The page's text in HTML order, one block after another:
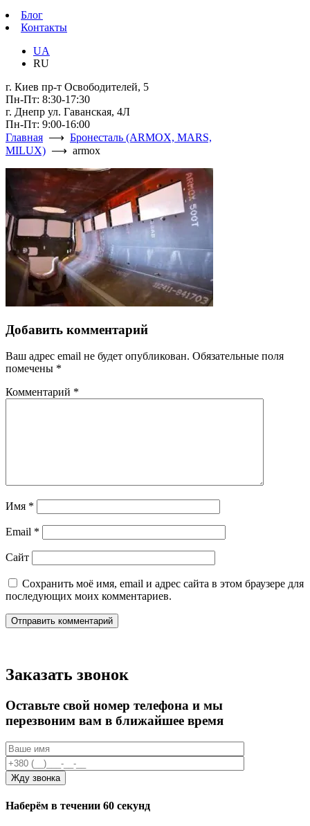
Блог
Контакты
UA
RU
г. Киев пр-т Освободителей, 5
Пн-Пт: 8:30-17:30
г. Днепр ул. Гаванская, 4Л
Пн-Пт: 9:00-16:00
Главная ⟶ Бронесталь (ARMOX, MARS,
MILUX) ⟶ armox
Добавить комментарий
Ваш адрес email не будет опубликован. Обязательные поля
помечены *
Комментарий *
Имя *
Email *
Сайт
Сохранить моё имя, email и адрес сайта в этом браузере для
последующих моих комментариев.
Заказать звонок
Оставьте свой номер телефона и мы
перезвоним вам в ближайшее время
Наберём в течении 60 секунд